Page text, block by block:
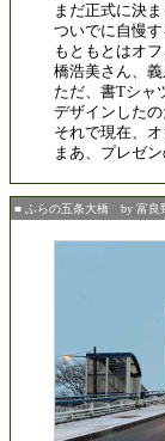
まだ正式に決
ついでに自慢
もともとはオ
橋浩美さん、
ただ、書Tシャ
デザインした
それで現在、オ
まあ、プレゼ
■ ふらの五条大橋 by 富良